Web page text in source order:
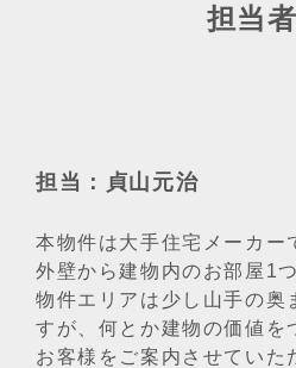
担当
担当：貞山元治
本物件は大手住宅メーカー
外壁から建物内のお部屋1
物件エリアは少し山手の奥
すが、何とか建物の価値を
お客様をご案内させていた